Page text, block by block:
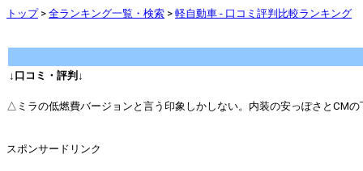
トップ> 全ランキング一覧・検索 > 軽自動車 - 口コミ評判比較ランキング
↓口コミ・評判↓
△ミラの低燃費バージョンと言う印象しかしない。内装の安っぽさとCM
スポンサードリンク